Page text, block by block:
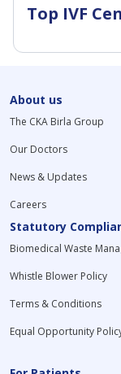
Top IVF
About us
The CKA Birla Group
Our Doctors
News & Updates
Careers
Statutory
Biomedical Waste
Whistle Blower Policy
Terms & Conditions
Equal Opportunity